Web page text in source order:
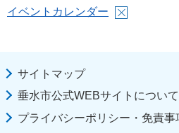
イベントカレンダー
サイトマップ
垂水市公式WEBサイトについて
プライバシーポリシー・免責事